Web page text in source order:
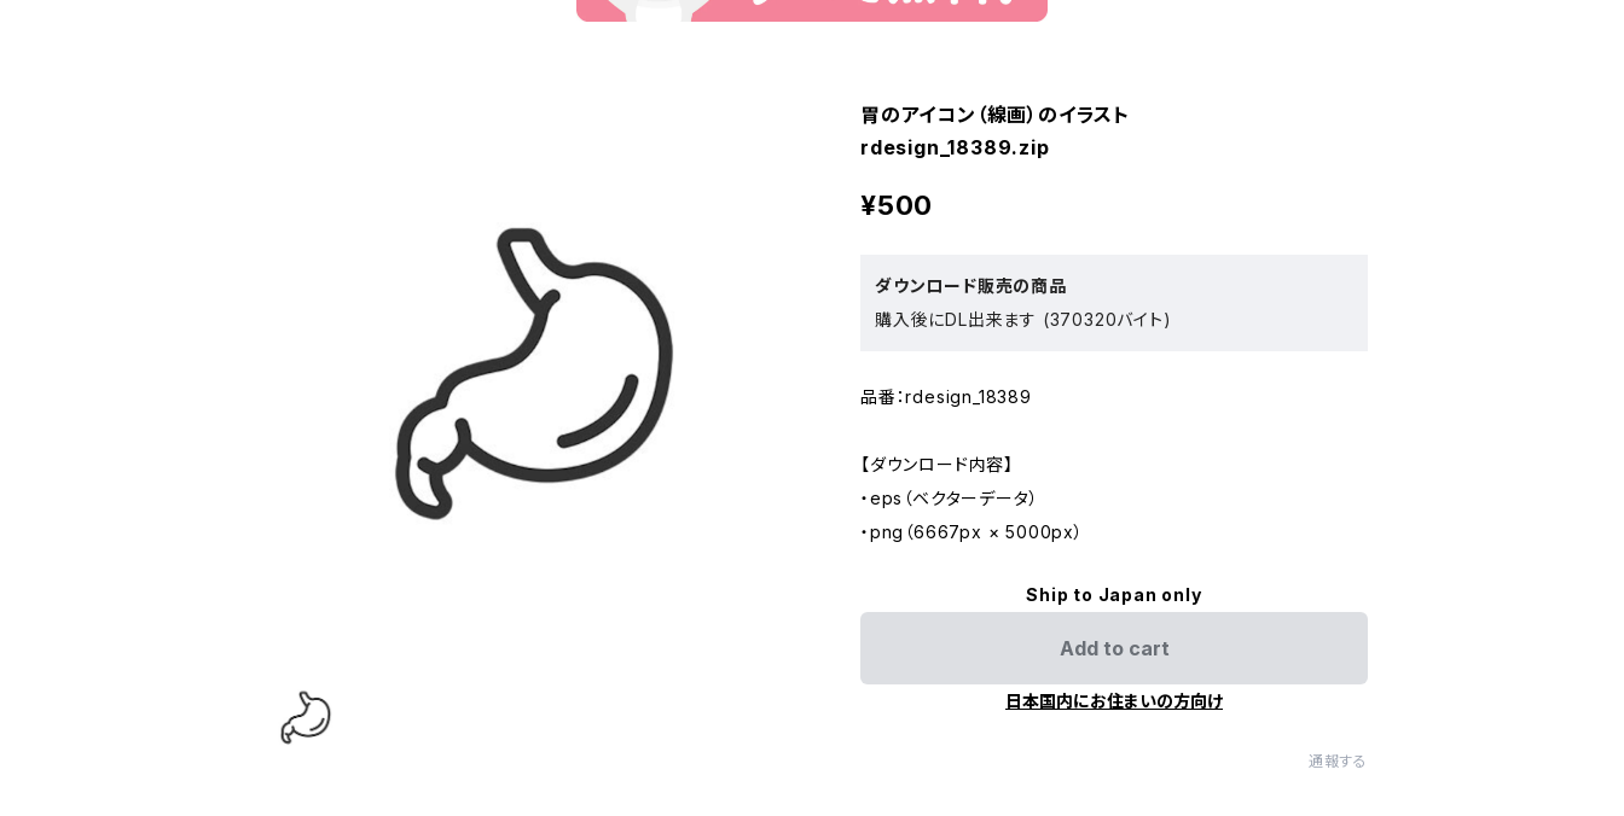
胃のアイコン（線画）のイラスト
rdesign_18389.zip
¥500
ダウンロード販売の商品
購入後にDL出来ます (370320バイト)
品番：rdesign_18389
【ダウンロード内容】
・eps（ベクターデータ）
・png（6667px × 5000px）
Ship to Japan only
Add to cart
日本国内にお住まいの方向け
通報する